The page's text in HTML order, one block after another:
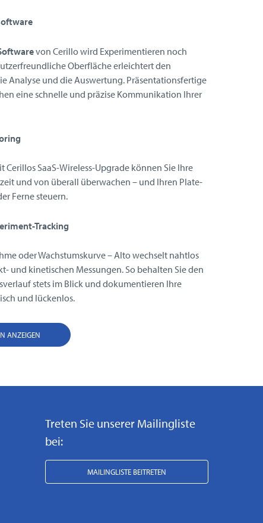
von Cerillo wird Experimentieren noch
Oberfläche erleichtert den
Analyse und die Auswertung. Präsentationsfertige
eine schnelle und präzise Kommunikation Ihrer
SaaS-Wireless-Upgrade können Sie Ihre
und von überall überwachen – und Ihren Plate-
Ferne steuern.
Tracking
oder Wachstumskurve – Alto wechselt nahtlos
und kinetischen Messungen. So behalten Sie den
stets im Blick und dokumentieren Ihre
und lückenlos.
ANZEIGEN
Treten Sie unserer Mailingliste
bei:
MAILINGLISTE BEITRETEN